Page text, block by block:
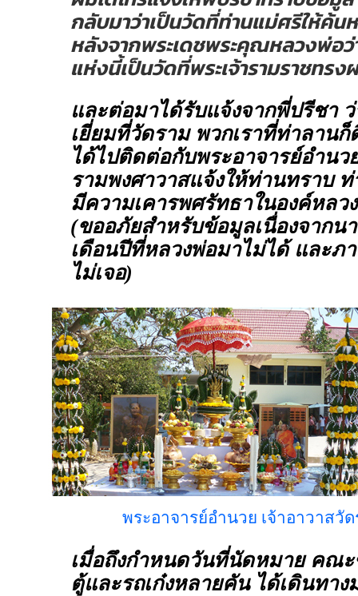
กลับมาว่าเป็นวัดที่ท่านแม่ศรีให้ค้น
หลังจากพระเดชพระคุณหลวงพ่อว่
แห่งนี้เป็นวัดที่พระเจ้ารามราชทรง
และต่อมาได้รับแจ้งจากพี่ปรีชา
เยี่ยมที่วัดราม พวกเราที่ท่าลาน
ได้ไปติดต่อกับพระอาจารย์อำนว
รามพงศาวาสแจ้งให้ท่านทราบ ท่
มีความเคารพศรัทธาในองค์หลว
(ขออภัยสำหรับข้อมูลเนื่องจากน
เดือนปีที่หลวงพ่อมาไม่ได้ และภ
ไม่เจอ)
พระอาจารย์อำนวย เจ้าอาวาสวั
เมื่อถึงกำหนดวันที่นัดหมาย คณะ
ตู้และรถเก๋งหลายคัน ได้เดินทาง